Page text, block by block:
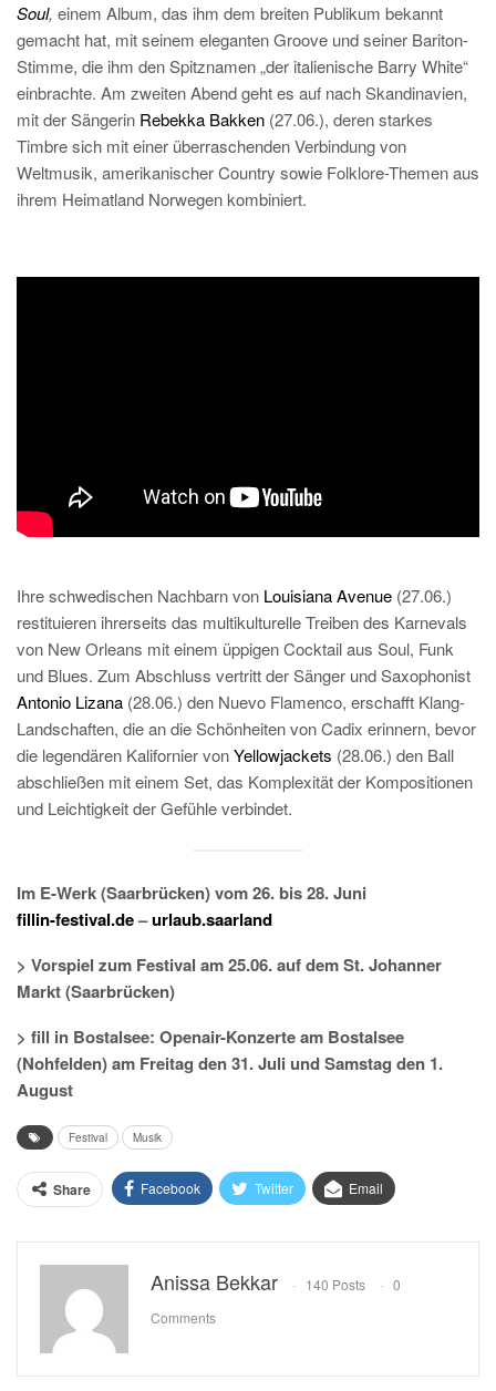
Soul, einem Album, das ihm dem breiten Publikum bekannt
gemacht hat, mit seinem eleganten Groove und seiner Bariton-
Stimme, die ihm den Spitznamen „der italienische Barry White“
einbrachte. Am zweiten Abend geht es auf nach Skandinavien,
mit der Sängerin Rebekka Bakken (27.06.), deren starkes
Timbre sich mit einer überraschenden Verbindung von
Weltmusik, amerikanischer Country sowie Folklore-Themen aus
ihrem Heimatland Norwegen kombiniert.
Ihre schwedischen Nachbarn von Louisiana Avenue (27.06.)
restituieren ihrerseits das multikulturelle Treiben des Karnevals
von New Orleans mit einem üppigen Cocktail aus Soul, Funk
und Blues. Zum Abschluss vertritt der Sänger und Saxophonist
Antonio Lizana (28.06.) den Nuevo Flamenco, erschafft Klang-
Landschaften, die an die Schönheiten von Cadix erinnern, bevor
die legendären Kalifornier vonYellowjackets (28.06.) den Ball
abschließen mit einem Set, das Komplexität der Kompositionen
und Leichtigkeit der Gefühle verbindet.
Im E-Werk (Saarbrücken) vom 26. bis 28. Juni
fillin-festival.de–urlaub.saarland
> Vorspiel zum Festival am 25.06. auf dem St. Johanner
Markt (Saarbrücken)
> fill in Bostalsee: Openair-Konzerte am Bostalsee
(Nohfelden) am Freitag den 31. Juli und Samstag den 1.
August
Festival Musik
Share Facebook Twitter Email
Anissa Bekkar 140 Posts
0
Comments